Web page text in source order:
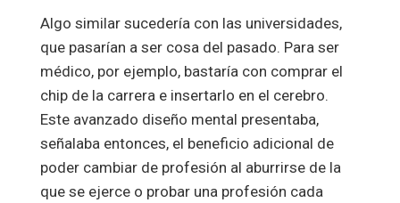
Algo similar sucedería con las universidades,
que pasarían a ser cosa del pasado. Para ser
médico, por ejemplo, bastaría con comprar el
chip de la carrera e insertarlo en el cerebro.
Este avanzado diseño mental presentaba,
señalaba entonces, el beneficio adicional de
poder cambiar de profesión al aburrirse de la
que se ejerce o probar una profesión cada